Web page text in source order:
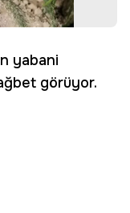
yabani
görüyor.